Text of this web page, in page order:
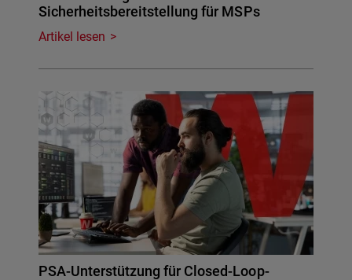
Sicherheitsbereitstellung für MSPs
Artikel lesen
PSA-Unterstützung für Closed-Loop-